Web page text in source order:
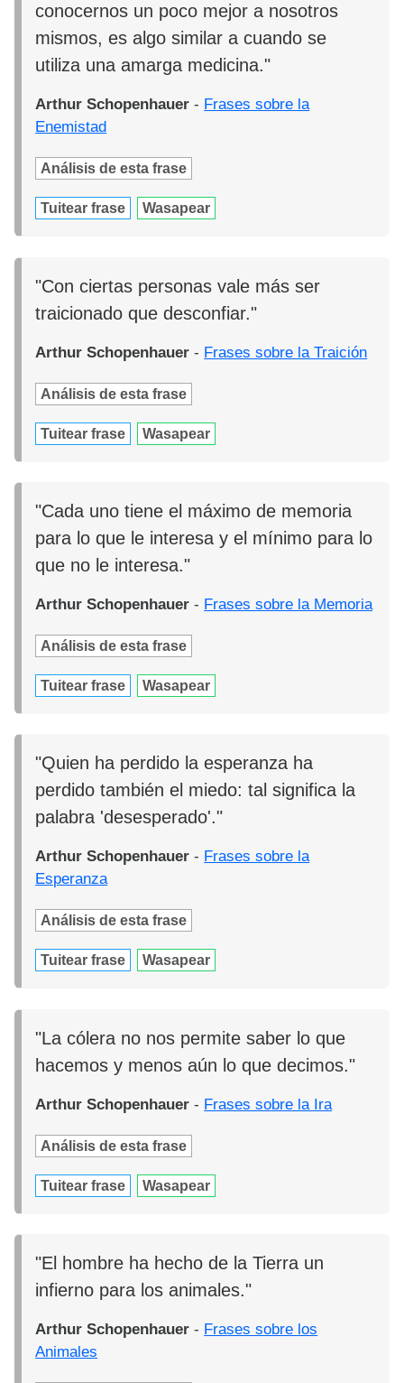
conocernos un poco mejor a nosotros
mismos, es algo similar a cuando se
utiliza una amarga medicina."
Arthur Schopenhauer - Frases sobre la
Enemistad
Análisis de esta frase
Tuitear frase Wasapear
"Con ciertas personas vale más ser
traicionado que desconfiar."
Arthur Schopenhauer - Frases sobre la Traición
Análisis de esta frase
Tuitear frase Wasapear
"Cada uno tiene el máximo de memoria
para lo que le interesa y el mínimo para lo
que no le interesa."
Arthur Schopenhauer - Frases sobre la Memoria
Análisis de esta frase
Tuitear frase Wasapear
"Quien ha perdido la esperanza ha
perdido también el miedo: tal significa la
palabra 'desesperado'."
Arthur Schopenhauer - Frases sobre la
Esperanza
Análisis de esta frase
Tuitear frase Wasapear
"La cólera no nos permite saber lo que
hacemos y menos aún lo que decimos."
Arthur Schopenhauer - Frases sobre la Ira
Análisis de esta frase
Tuitear frase Wasapear
"El hombre ha hecho de la Tierra un
infierno para los animales."
Arthur Schopenhauer - Frases sobre los
Animales